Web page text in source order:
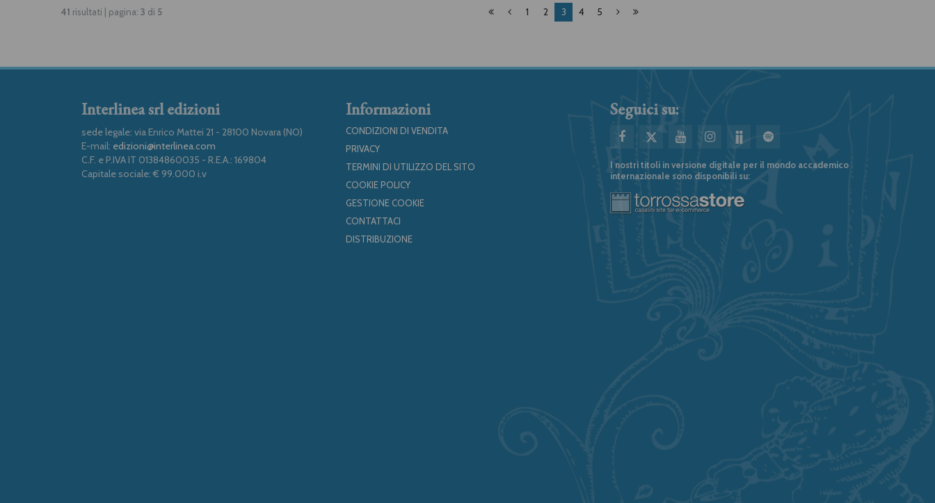
41 risultati | pagina: 3 di 5 1 2 3 4 5
Interlinea srl edizioni
sede legale: via Enrico Mattei 21 - 28100 Novara (NO)
E-mail: edizioni@interlinea.com
C.F. e P.IVA IT 01384860035 - R.E.A.: 169804
Capitale sociale: € 99.000 i.v
Informazioni
CONDIZIONI DI VENDITA
PRIVACY
TERMINI DI UTILIZZO DEL SITO
COOKIE POLICY
GESTIONE COOKIE
CONTATTACI
DISTRIBUZIONE
Seguici su:
I nostri titoli in versione digitale per il mondo accademico
internazionale sono disponibili su: